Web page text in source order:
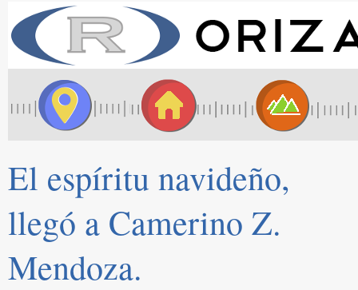
El espíritu navideño,
llegó a Camerino Z.
Mendoza.